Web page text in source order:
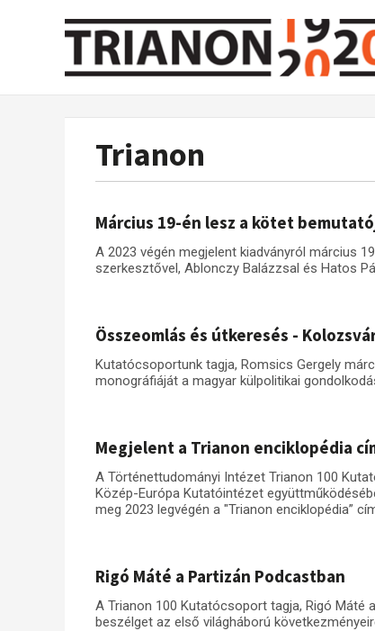
Trianon
Március 19-én lesz a kötet
A 2023 végén megjelent kiadványról március
szerkesztővel, Ablonczy Balázzsal és Hatos
Összeomlás és útkeresés -
Kutatócsoportunk tagja, Romsics Gergely
monográfiáját a magyar külpolitikai
Megjelent a Trianon enciklopédia
A Történettudományi Intézet Trianon 100
Közép-Európa Kutatóintézet
meg 2023 legvégén a "Trianon enciklopédia”
Rigó Máté a Partizán Podcastban
A Trianon 100 Kutatócsoport tagja, Rigó Máté
beszélget az első világháború